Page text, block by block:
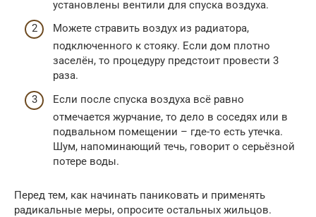
установлены вентили для спуска воздуха.
Можете стравить воздух из радиатора,
подключенного к стояку. Если дом плотно
заселён, то процедуру предстоит провести 3
раза.
Если после спуска воздуха всё равно
отмечается журчание, то дело в соседях или в
подвальном помещении – где-то есть утечка.
Шум, напоминающий течь, говорит о серьёзной
потере воды.
Перед тем, как начинать паниковать и применять
радикальные меры, опросите остальных жильцов.